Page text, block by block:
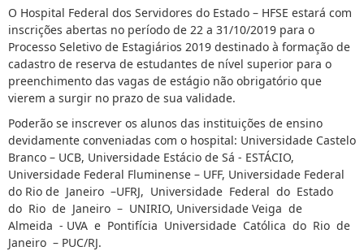
O Hospital Federal dos Servidores do Estado – HFSE estará com
inscrições abertas no período de 22 a 31/10/2019 para o
Processo Seletivo de Estagiários 2019 destinado à formação de
cadastro de reserva de estudantes de nível superior para o
preenchimento das vagas de estágio não obrigatório que
vierem a surgir no prazo de sua validade.
Poderão se inscrever os alunos das instituições de ensino
devidamente conveniadas com o hospital: Universidade Castelo
Branco – UCB, Universidade Estácio de Sá - ESTÁCIO,
Universidade Federal Fluminense – UFF, Universidade Federal
do Rio de Janeiro –UFRJ, Universidade Federal do Estado
do Rio de Janeiro – UNIRIO, Universidade Veiga de
Almeida - UVA e Pontifícia Universidade Católica do Rio de
Janeiro – PUC/RJ.